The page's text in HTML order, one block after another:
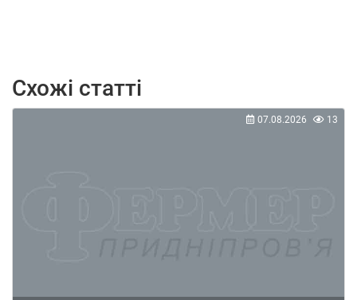
Схожі статті
07.08.2026 13